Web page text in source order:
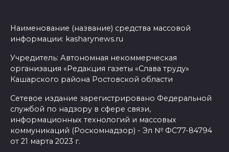
Наименование (название) средства массовой
информации: kasharynews.ru
Учредитель: Автономная некоммерческая
организация «Редакция газеты «Слава труду»
Кашарского района Ростовской области
Сетевое издание зарегистрировано Федеральной
службой по надзору в сфере связи,
информационных технологий и массовых
коммуникаций (Роскомнадзор) - Эл № ФС77-84794
от 21 марта 2023 г.